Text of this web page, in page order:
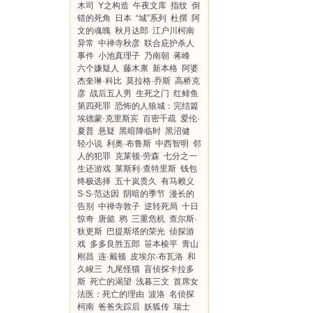
木司
Y之构造 午夜文库 指纹 倒
错的死角
日本 “城”系列 杜撰 阿
文的魂魄 秋月达郎 江户川柯南
异常 中禅寺秋彦 联合庇护杀人
事件 小池真理子 乃南朝 蒋峰
六个嫌疑人 藤木禀 新本格 阿婆
杰奎琳·科比 莫拉格·乔斯 高桥克
彦 战后五人男 生死之门 红鲱鱼
第四死罪 恐怖的人狼城：完结篇
埃德蒙·克里斯宾 百密千疏 爱伦·
夏普 悬疑 黑暗降临时 黑沼健
轻小说 利奥·布鲁斯 中西智明 邻
人的犯罪 克莱顿·劳森 七分之一
生还游戏 莱斯利·查特里斯 钱包
终极选择 五十岚贵久 有马赖义
S·S·范达因
阴暗的季节 漫长的
告别
中禅寺敦子 逆转死局 十日
惊奇 唐懿 鸦 三重危机 查尔斯·
狄更斯 巴提斯塔的荣光 侦探游
戏 多多良胜五郎 笹本棱平 青山
刚昌 连·戴顿 皮埃尔·布瓦洛 和
久峻三 九尾怪猫 盲侦探卡拉多
斯 死亡的渴望 浅暮三文 首席女
法医：死亡的理由 波洛 名侦探
柯南 爸爸失踪后 妖狐传 瑞士